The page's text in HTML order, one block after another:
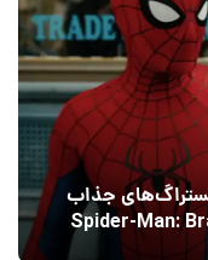
جذاب
Spider-Man: